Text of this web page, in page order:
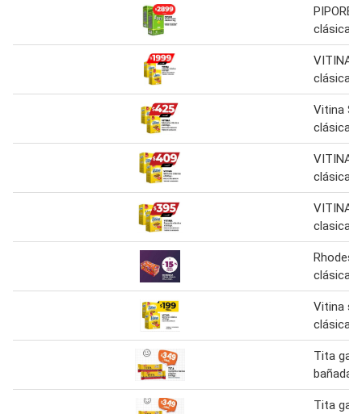
PIPORÉ
clásica
VITINA
clásica x
Vitina
clásica
VITINA
clásica
VITINA
clasica
clásica
Vitina
clásica
Tita
bañada
Tita